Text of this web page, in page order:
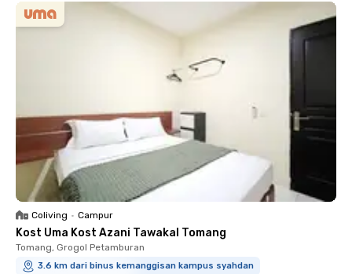
Coliving • Campur
Kost Uma Kost Azani Tawakal Tomang
Tomang, Grogol Petamburan
3.6 km dari binus kemanggisan kampus syahdan